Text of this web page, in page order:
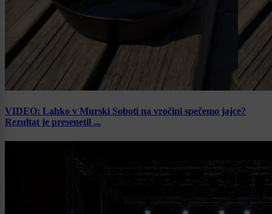
VIDEO: Lahko v Murski Soboti na vročini spečemo jajce?
Rezultat je presenetil ...